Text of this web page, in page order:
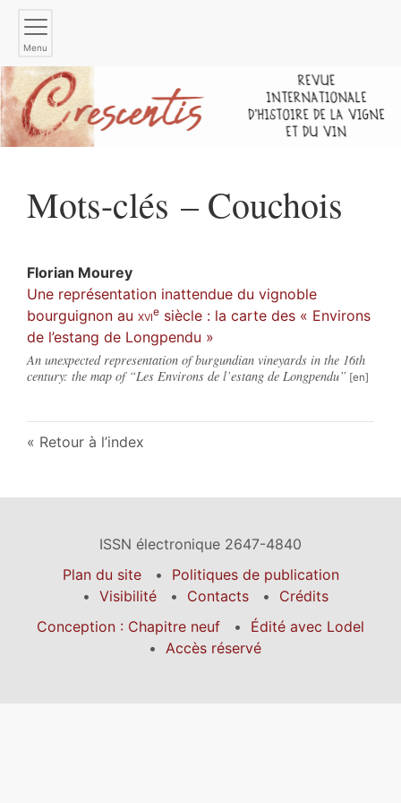
Menu
Mots-clés – Couchois
Florian Mourey
Une représentation inattendue du vignoble
bourguignon au xvie siècle : la carte des « Environs
de l’estang de Longpendu »
An unexpected representation of burgundian vineyards in the 16th
century: the map of “Les Environs de l’estang de Longpendu”
Retour à l’index
ISSN électronique 2647-4840
Plan du site
Politiques de publication
Visibilité
Contacts
Crédits
Conception : Chapitre neuf
Édité avec Lodel
Accès réservé